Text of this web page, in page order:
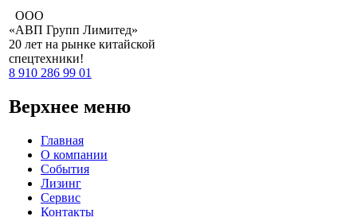
ООО
«АВП Групп Лимитед»
20 лет на рынке китайской
спецтехники!
8 910 286 99 01
Верхнее меню
Главная
О компании
События
Лизинг
Сервис
Контакты